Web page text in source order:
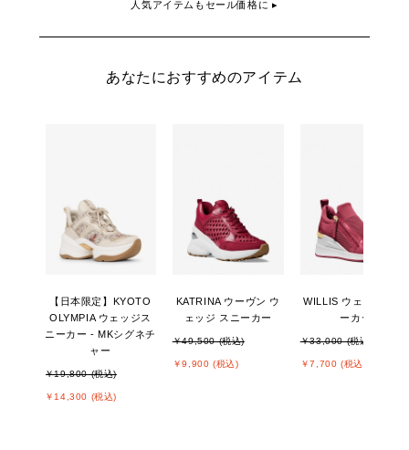
人気アイテムもセール価格に ▸
あなたにおすすめのアイテム
【日本限定】KYOTO
OLYMPIA ウェッジス
ニーカー - MKシグネチ
ャー
￥19,800 (税込)
￥14,300 (税込)
KATRINA ウーヴン ウ
ェッジ スニーカー
￥49,500 (税込)
￥9,900 (税込)
WILLIS ウェッジ スニ
ーカー
￥33,000 (税込)
￥7,700 (税込)